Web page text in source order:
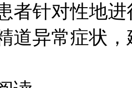
者针对性地
道异常症状